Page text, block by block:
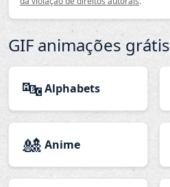
GIF animações grátis
🔤Alphabets
🎎 Anime